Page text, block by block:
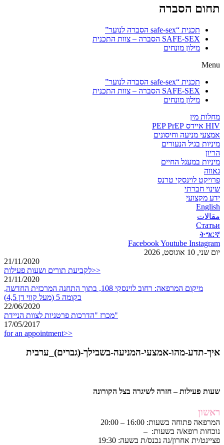
תחום הסברה
תכנית “safe-sex הסברה לנוער”
SAFE-SEX הסברה – צוות התכנית
מילון מונחים
Menu
תכנית “safe-sex הסברה לנוער”
SAFE-SEX הסברה – צוות התכנית
מילון מונחים
מחלות מין
HIV איידס PEP PrEP
אמצעי מניעה וחיסונים
מיניות בגיל הנעורים
הריון
מיניות במעגל החיים
גאווה
פרויקט לוינסקי טרנס
שינוי חברתי
ידע מקצועי
English
مقالات
Статьи
ትግርኛ
FacebookYoutube Instagram
יום שני, 10 אוגוסט, 2026
21/11/2020
לקביעת תורים ושעות פעילות>>
21/11/2020
מיקום המרפאה: רחוב לוינסקי 108, בתוך התחנה המרכזית החדשה,
בקומה 5 (מעל קווי דן 4,5)
22/06/2020
מכרז "הדרכות פרטניות לצוות הניידת"
17/05/2017
for an appointment>>
איך-תדע-מהו-אמצעי-המניעה-בשבילך-(גברים)_ערבית
שעות פעילות – חזרה לשיגרה בצל הקורונה
ראשון
המרפאה פתוחה בשעות: 16:00 – 20:00
נוכחות רופא/ה בשעות: –
פציינט/ית אחרון/נה נכנס/ת בשעה: 19:30